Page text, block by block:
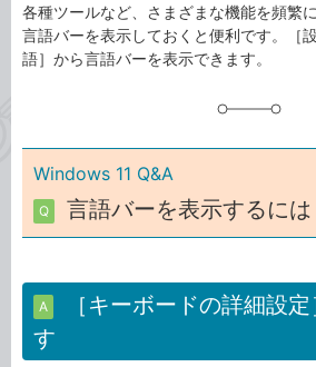
各種ツールなど、さまざまな機能を頻繁
言語バーを表示しておくと便利です。［
語］から言語バーを表示できます。
Windows 11 Q&A
Q 言語バーを表示するには
A
［キーボードの詳細設
す